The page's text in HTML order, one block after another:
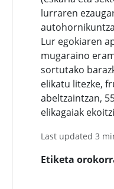
lurraren
Lur egokiaren
mugaraino
sortutako
elikatu litezke,
abeltzaintzan,
elikagaiak
Last updated 3
Etiketa